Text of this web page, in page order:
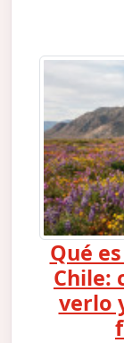
Qué
Chile:
verlo